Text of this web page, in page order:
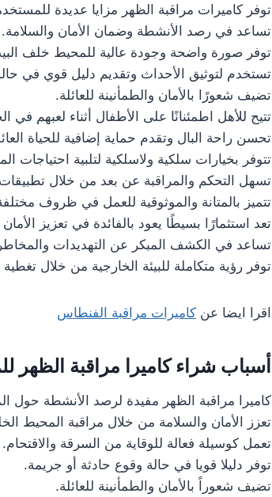
توفر كاميرات مراقبة الظهر مزايا عديدة
تساعد في رصد الأنشطة وضمان الأمان والسلامة.
توفر صورة واضحة وجودة عالية للمحيط خلف
تستخدم لتوثيق الأحداث وتقديم دليل قوي في
تضيف شعورًا بالأمان والطمأنينة للعائلة.
تتيح للأهل اطمئنانًا على الأطفال أثناء لعبهم في
تحسن راحة البال وتقدم حماية إضافية للحياة
تتوفر بخيارات سلكية ولاسلكية لتلبية احتياجات
تسهل التحكم والمراقبة عن بعد من خلال تطبيقات
تتميز بالمتانة والموثوقية للعمل في ظروف
تعد استثمارًا بسيطًا يعود بالفائدة في تعزيز الأمان
تساعد في الكشف المبكر عن التهديدات
توفر رؤية متكاملة للبيئة الخارجية من خلال
اقرا ايضا عن كاميرات مراقبة الفنطاس
أسباب شراء كاميرا مراقبة الظهر
كاميرا مراقبة الظهر مفيدة لرصد الأنشطة حول
تعزز الأمان والسلامة من خلال مراقبة المحيط
تعمل كوسيلة فعالة للوقاية من السرقة والاقتحام.
توفر دليلا قويا في حالة وقوع حادثة أو جريمة.
تضيف شعوراً بالأمان والطمأنينة للعائلة.